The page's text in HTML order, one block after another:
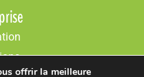
offrir la meilleure